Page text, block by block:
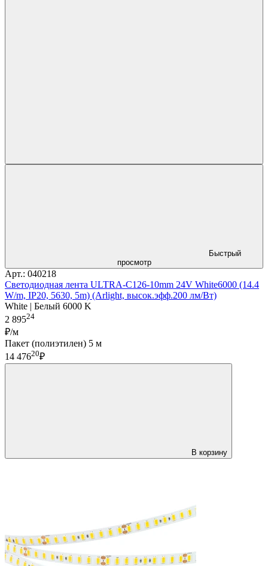
Быстрый
просмотр
Арт.: 040218
Светодиодная лента ULTRA-C126-10mm 24V White6000 (14.4
W/m, IP20, 5630, 5m) (Arlight, высок.эфф.200 лм/Вт)
White | Белый 6000 K
2 89524
₽/м
Пакет (полиэтилен) 5 м
14 47620₽
В корзину